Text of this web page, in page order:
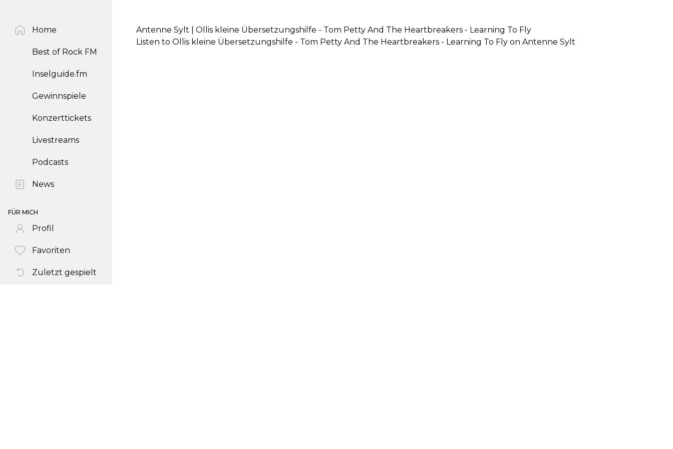
Home
Best of Rock FM
Inselguide.fm
Gewinnspiele
Konzerttickets
Livestreams
Podcasts
News
FÜR MICH
Profil
Favoriten
Zuletzt gespielt
Antenne Sylt | Ollis kleine Übersetzungshilfe - Tom Petty And The Heartbreakers - Learning To Fly
Listen to Ollis kleine Übersetzungshilfe - Tom Petty And The Heartbreakers - Learning To Fly on Antenne Sylt